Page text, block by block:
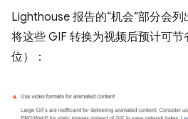
Lighthouse 报告的“机会”部分会
将这些 GIF 转换为视频后预计可
位）：